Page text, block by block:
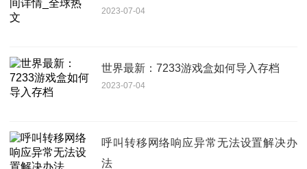
2023-07-04
世界最新：7233游戏盒如何导入存档
2023-07-04
呼叫转移网络响应异常无法设置解决办
法